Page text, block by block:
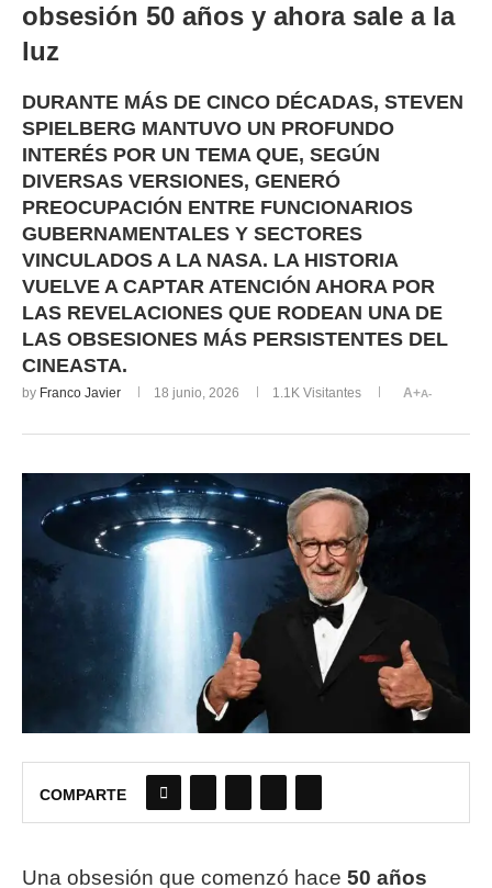
obsesión 50 años y ahora sale a la
luz
DURANTE MÁS DE CINCO DÉCADAS, STEVEN
SPIELBERG MANTUVO UN PROFUNDO
INTERÉS POR UN TEMA QUE, SEGÚN
DIVERSAS VERSIONES, GENERÓ
PREOCUPACIÓN ENTRE FUNCIONARIOS
GUBERNAMENTALES Y SECTORES
VINCULADOS A LA NASA. LA HISTORIA
VUELVE A CAPTAR ATENCIÓN AHORA POR
LAS REVELACIONES QUE RODEAN UNA DE
LAS OBSESIONES MÁS PERSISTENTES DEL
CINEASTA.
by Franco Javier 18 junio, 2026 1.1K Visitantes A+A-
COMPARTE
Una obsesión que comenzó hace 50 años